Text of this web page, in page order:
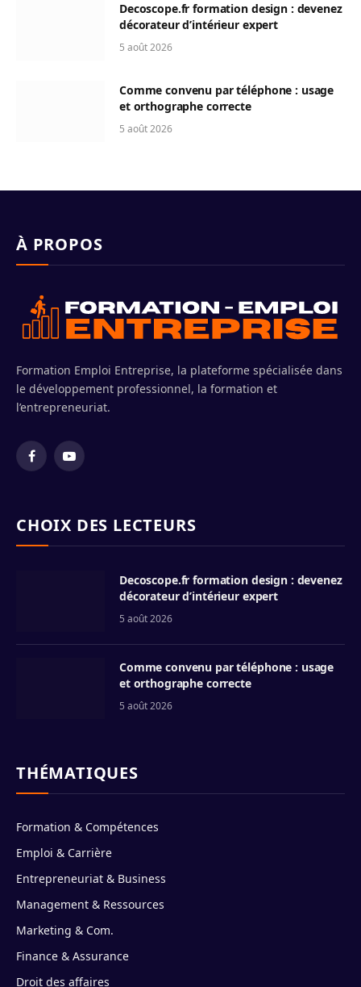
Decoscope.fr formation design : devenez
décorateur d’intérieur expert
5 août 2026
Comme convenu par téléphone : usage
et orthographe correcte
5 août 2026
À PROPOS
Formation Emploi Entreprise, la plateforme spécialisée dans
le développement professionnel, la formation et
l’entrepreneuriat.
FacebookYouTube
CHOIX DES LECTEURS
Decoscope.fr formation design : devenez
décorateur d’intérieur expert
5 août 2026
Comme convenu par téléphone : usage
et orthographe correcte
5 août 2026
THÉMATIQUES
Formation & Compétences
Emploi & Carrière
Entrepreneuriat & Business
Management & Ressources
Marketing & Com.
Finance & Assurance
Droit des affaires